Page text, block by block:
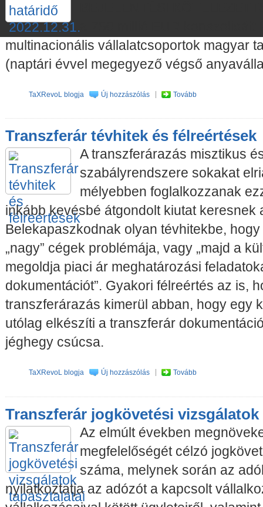
multinacionális vállalatcsoportok magyar
(naptári évvel megegyező végső
TaXRevoL blogja Új hozzászólás Tovább
Transzferár tévhitek és félreértések
A transzferárazás misztikus
szabályrendszere sokakat
mélyebben foglalkozzanak
inkább kevésbé átgondolt kiutat keresnek
Belekapaszkodnak olyan tévhitekbe,
„nagy” cégek problémája, vagy „majd a
megoldja piaci ár meghatározási
dokumentációt”. Gyakori félreértés az is,
transzferárazás kimerül abban, hogy egy
utólag elkészíti a transzferár
jéghegy csúcsa.
TaXRevoL blogja Új hozzászólás Tovább
Transzferár jogkövetési
Az elmúlt években
megfelelőségét célzó
száma, melynek során az
nyilatkoztatja az adózót a kapcsolt